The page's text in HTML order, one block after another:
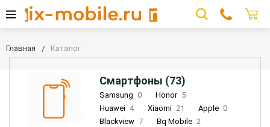
Главная Каталог
Смартфоны (73)
Samsung 0 Honor 5
Huawei 4 Xiaomi 21 Apple 0
Blackview 7 Bq Mobile 2